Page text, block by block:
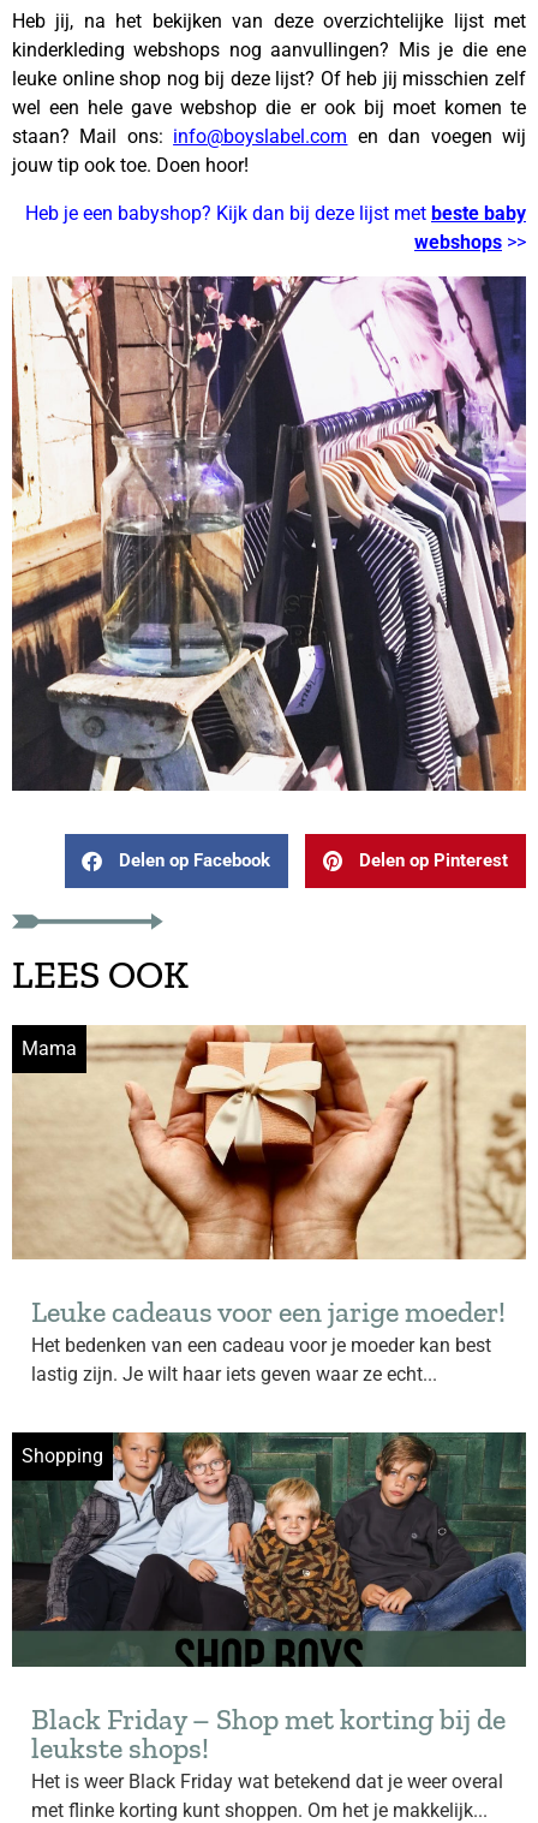
Heb jij, na het bekijken van deze overzichtelijke lijst met
kinderkleding webshops nog aanvullingen? Mis je die ene
leuke online shop nog bij deze lijst? Of heb jij misschien zelf
wel een hele gave webshop die er ook bij moet komen te
staan? Mail ons: info@boyslabel.com en dan voegen wij
jouw tip ook toe. Doen hoor!
Heb je een babyshop? Kijk dan bij deze lijst met beste baby
webshops >>
Delen op Facebook Delen op Pinterest
LEES OOK
Mama
Leuke cadeaus voor een jarige moeder!
Het bedenken van een cadeau voor je moeder kan best
lastig zijn. Je wilt haar iets geven waar ze echt...
Shopping
Black Friday – Shop met korting bij de
leukste shops!
Het is weer Black Friday wat betekend dat je weer overal
met flinke korting kunt shoppen. Om het je makkelijk...